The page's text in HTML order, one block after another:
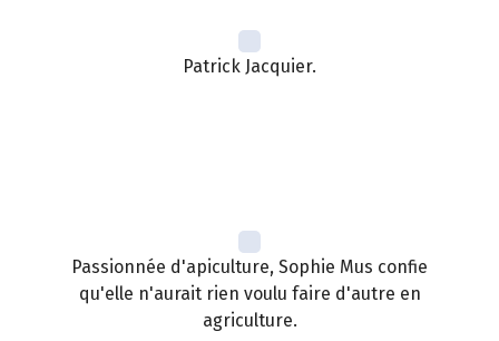
Patrick Jacquier.
Passionnée d'apiculture, Sophie Mus confie
qu'elle n'aurait rien voulu faire d'autre en
agriculture.